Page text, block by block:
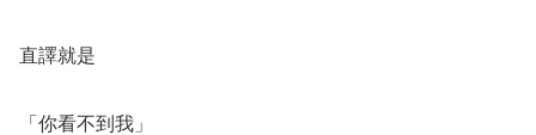
直譯就是
「你看不到我」